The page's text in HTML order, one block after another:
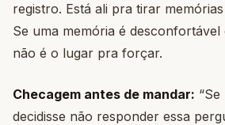
registro. Está ali pra tirar
Se uma memória é
não é o lugar pra forçar.
Checagem antes de mandar:
decidisse não responder essa